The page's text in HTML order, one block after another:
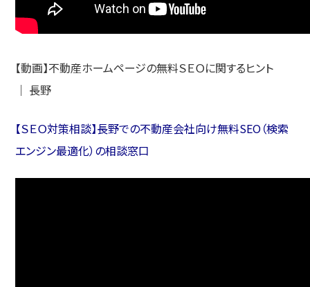
【動画】不動産ホームページの無料ＳＥＯに関するヒント
｜ 長野
【ＳＥＯ対策相談】長野での不動産会社向け無料SEO（検索
エンジン最適化）の相談窓口